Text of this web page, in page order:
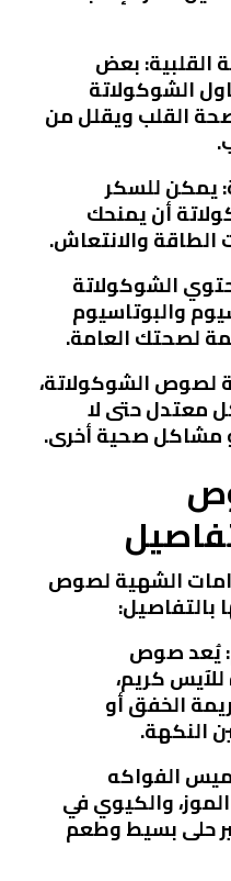
القلبية: بعض
الشوكولاتة
القلب ويقلل من
يمكن للسكر
أن يمنحك
والانتعاش.
الشوكولاتة
والبوتاسيوم
لصحتك العامة.
لصوص الشوكولاتة،
معتدل حتى لا
مشاكل صحية أخرى.
الشهية لصوص
بالتفاصيل:
يُعد صوص
كريم،
الخفق أو
النكهة.
الفواكه
والكيوي في
حلى بسيط وطعم